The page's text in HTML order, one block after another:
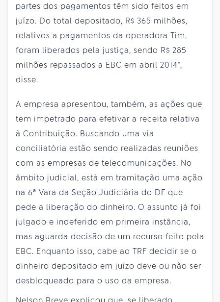
partes dos pagamentos têm sido feitos em
juízo. Do total depositado, R$ 365 milhões,
relativos a pagamentos da operadora Tim,
foram liberados pela justiça, sendo R$ 285
milhões repassados a EBC em abril 2014”,
disse.
A empresa apresentou, também, as ações que
tem impetrado para efetivar a receita relativa
à Contribuição. Buscando uma via
conciliatória estão sendo realizadas reuniões
com as empresas de telecomunicações. No
âmbito judicial, está em tramitação uma ação
na 6ª Vara da Seção Judiciária do DF que
pede a liberação do dinheiro. O assunto já foi
julgado e indeferido em primeira instância,
mas aguarda decisão de um recurso feito pela
EBC. Enquanto isso, cabe ao TRF decidir se o
dinheiro depositado em juízo deve ou não ser
desbloqueado para o uso da empresa.